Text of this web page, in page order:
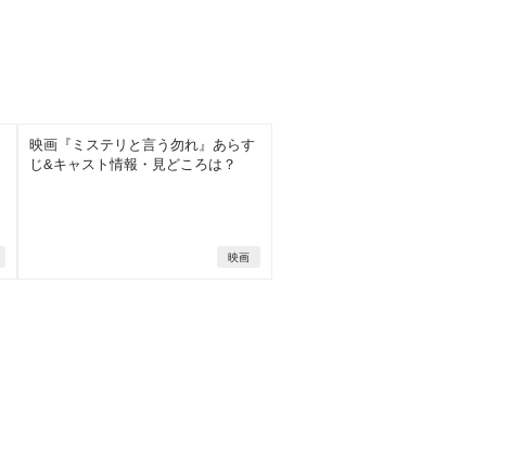
映画『ミステリと言う勿れ』あらす
じ&キャスト情報・見どころは？
映画